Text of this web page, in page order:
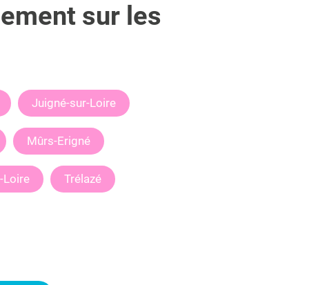
sur les
Juigné-sur-Loire
Mûrs-Erigné
Loire Trélazé